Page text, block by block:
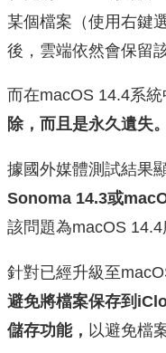
某個檔案（使用右鍵
後，雲端依然會保留
而在macOS 14.4系統
除，而且是永久遺失。
據國外媒體測試結果
Sonoma 14.3或
該問題為macOS 14.4
針對已經升級至
避免將檔案保存到
儲存功能， 以避免檔